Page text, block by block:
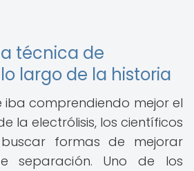
técnica de
largo de la historia
iba comprendiendo mejor el
la electrólisis, los científicos
formas de mejorar
separación. Uno de los